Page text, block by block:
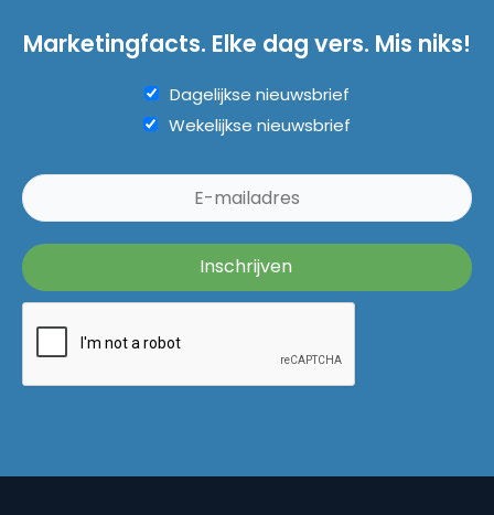
Marketingfacts. Elke dag vers. Mis niks!
Dagelijkse nieuwsbrief
Wekelijkse nieuwsbrief